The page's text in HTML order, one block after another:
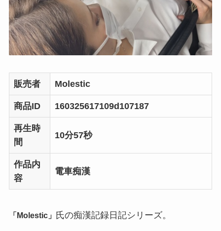
販売者 Molestic
商品ID 160325617109d107187
再生時
間
10分57秒
作品内
容
電車痴漢
「Molestic」 氏の痴漢記録日記シリーズ。